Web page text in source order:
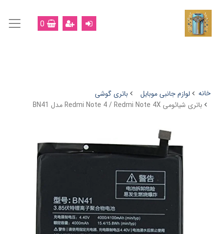
0
خانه لوازم جانبی موبایل
باتری گوشی
باتری شیائومی Redmi Note 4 / Redmi Note 4X مدل BN41